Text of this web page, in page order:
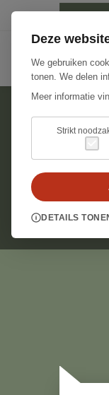
Deze
We gebruiken
tonen. We delen
Meer informatie
Strikt
DETAILS